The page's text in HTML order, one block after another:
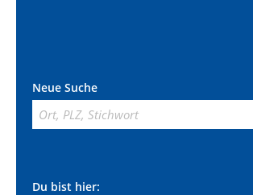
Neue Suche
Du bist hier: